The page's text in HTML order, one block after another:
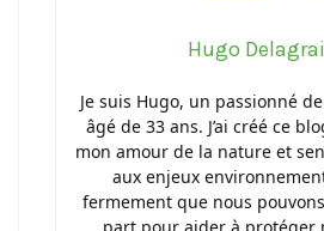
Hugo
Je suis Hugo, un passionné
âgé de 33 ans. J’ai créé ce
mon amour de la nature et
aux enjeux
fermement que nous